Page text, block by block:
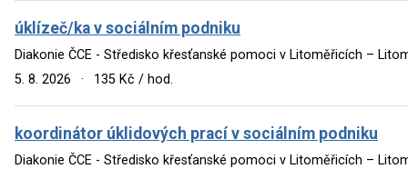
úklízeč/ka v sociálním podniku
Diakonie ČCE - Středisko křesťanské pomoci v Litoměřicích –
5. 8. 2026
· 135 Kč / hod.
koordinátor úklidových prací v sociálním podniku
Diakonie ČCE - Středisko křesťanské pomoci v Litoměřicích –